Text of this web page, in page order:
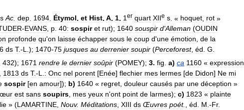
Ac dep 1694 Étymol. et Hist. A. 1. 1er quart XIIe s . « hoquet rot »
-EVANS, p. 40: sospir et rut); 1640 souspir d'Alleman (OUDIN
profonde qu'on laisse échapper sous le coup d'une émotion, de la
ds T.-L.); 1470-75 jusques au derrenier soupir (Perceforest, éd. G.
432); 1671 rendre le dernier soûpir (POMEY); 3. fig a) ca 1160 « expression
1813 ds T.-L : Onc nel porent [Enée] flechier mes lermes [de Didon] Ne mi
sospir[en amour]); b) 1640 « regret douleur causés par une déception »
est sans soupirs mes yeux n'ont point de larmes); c) 1823 « plainte
» (LAMARTINE Nouv. Méditations XIII ds Œuvres poét. éd M .-Fr.